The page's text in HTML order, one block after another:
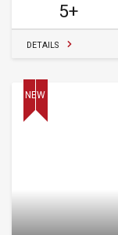
5+
DETAILS
NEW